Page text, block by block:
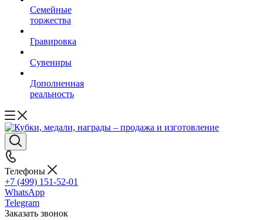
Семейные
торжества
Гравировка
Сувениры
Дополненная
реальность
Телефоны
+7 (499) 151-52-01
WhatsApp
Telegram
Заказать звонок